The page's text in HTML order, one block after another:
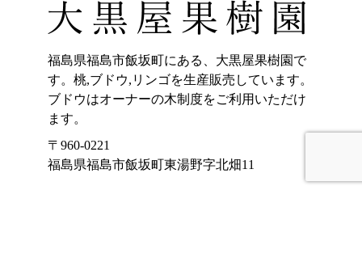
福島県福島市飯坂町にある、大黒屋果樹園で
す。桃,ブドウ,リンゴを生産販売しています。
ブドウはオーナーの木制度をご利用いただけ
ます。
〒960-0221
福島県福島市飯坂町東湯野字北畑11